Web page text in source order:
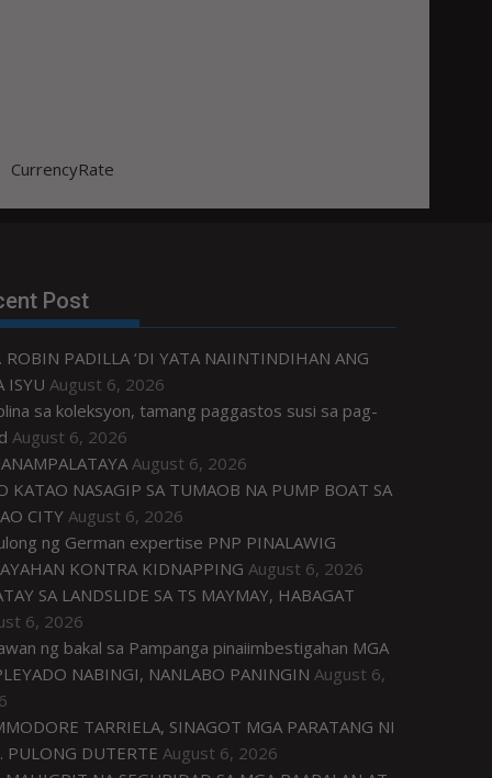
CurrencyRate
Post
ROBIN PADILLA ‘DI YATA NAIINTINDIHAN ANG
ISYU August 6, 2026
sa koleksyon, tamang paggastos susi sa pag-
August 6, 2026
August 6, 2026
KATAO NASAGIP SA TUMAOB NA PUMP BOAT SA
CITY August 6, 2026
ng German expertise PNP PINALAWIG
KONTRA KIDNAPPING August 6, 2026
SA LANDSLIDE SA TS MAYMAY, HABAGAT
6, 2026
ng bakal sa Pampanga pinaiimbestigahan MGA
NABINGI, NANLABO PANINGIN August 6,
TARRIELA, SINAGOT MGA PARATANG NI
PULONG DUTERTE August 6, 2026